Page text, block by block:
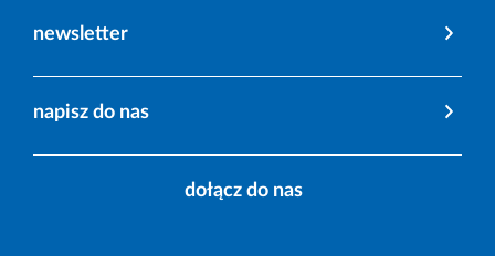
newsletter
napisz do nas
dołącz do nas